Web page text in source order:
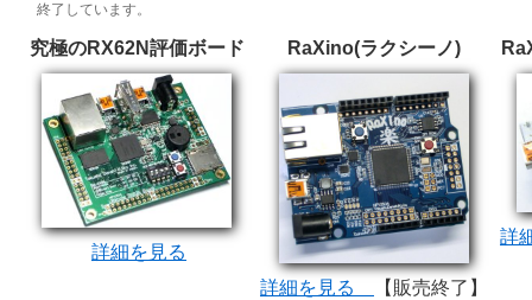
終了しています。
究極のRX62N評価ボード
詳細を見る
RaXino(ラクシーノ)
詳細を見る 【販売終了】
詳